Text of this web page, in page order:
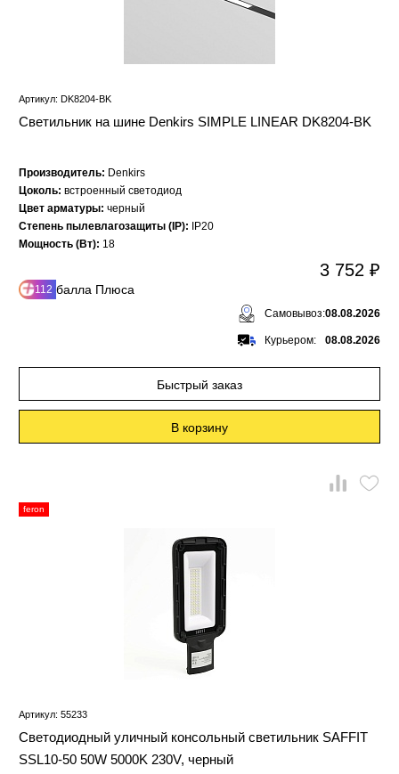
Артикул: DK8204-BK
Светильник на шине Denkirs SIMPLE LINEAR DK8204-BK
Производитель: Denkirs
Цоколь: встроенный светодиод
Цвет арматуры: черный
Степень пылевлагозащиты (IP):
IP20
Мощность (Вт): 18
112 балла Плюса
3 752 ₽
Самовывоз:08.08.2026
Курьером: 08.08.2026
Быстрый заказ
В корзину
feron
Артикул: 55233
Светодиодный уличный консольный светильник SAFFIT
SSL10-50 50W 5000K 230V, черный